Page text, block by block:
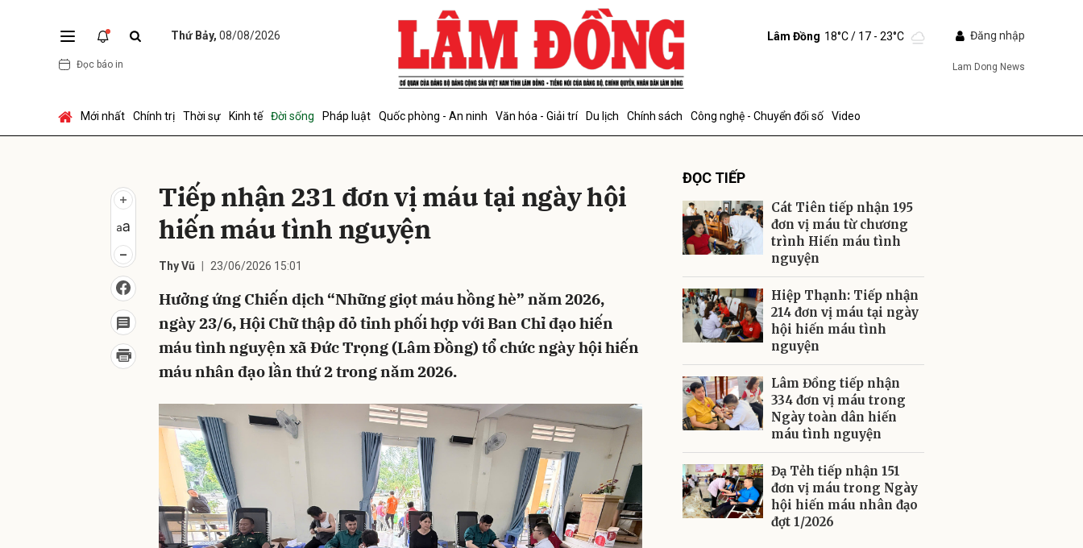
Thứ Bảy, 08/08/2026
Đọc báo in
Lâm Đồng 18°C/ 17 - 23°C Đăng nhập
Lam Dong News
Mới nhất Chính trị Thời sự Kinh tế Đời sống Pháp luật Quốc phòng - An ninh Văn hóa - Giải trí Du lịch Chính sách Công nghệ - Chuyển đổi số Video
Tiếp nhận 231 đơn vị máu tại ngày hội
hiến máu tình nguyện
Thy Vũ 23/06/2026 15:01
Hưởng ứng Chiến dịch “Những giọt máu hồng hè” năm 2026,
ngày 23/6, Hội Chữ thập đỏ tỉnh phối hợp với Ban Chỉ đạo hiến
máu tình nguyện xã Đức Trọng (Lâm Đồng) tổ chức ngày hội hiến
máu nhân đạo lần thứ 2 trong năm 2026.
ĐỌC TIẾP
Cát Tiên tiếp nhận 195
đơn vị máu từ chương
trình Hiến máu tình
nguyện
Hiệp Thạnh: Tiếp nhận
214 đơn vị máu tại ngày
hội hiến máu tình
nguyện
Lâm Đồng tiếp nhận
334 đơn vị máu trong
Ngày toàn dân hiến
máu tình nguyện
Đạ Tẻh tiếp nhận 151
đơn vị máu trong Ngày
hội hiến máu nhân đạo
đợt 1/2026
Gửi bình luận